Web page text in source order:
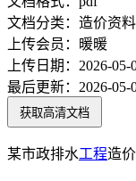
文档分类： 造价资料
上传会员： 暖暖
上传日期： 2026-05-
最后更新： 2026-05-
获取高清文档
某市政排水工程造